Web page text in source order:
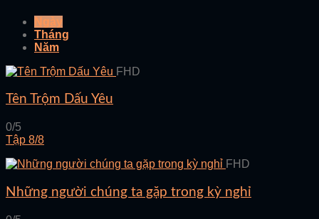
Ngày
Tháng
Năm
FHD
Tên Trộm Dấu Yêu
0/5
Tập 8/8
FHD
Những người chúng ta gặp trong kỳ nghỉ